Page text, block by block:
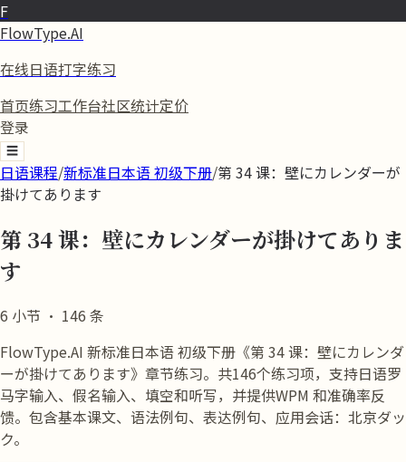
F
FlowType.AI
在线日语打字练习
首页练习工作台社区统计定价
登录
☰
日语课程/新标准日本语 初级下册/第 34 课：壁にカレンダーが
掛けてあります
第 34 课：壁にカレンダーが掛けてありま
す
6 小节 · 146 条
FlowType.AI 新标准日本语 初级下册《第 34 课：壁にカレンダ
ーが掛けてあります》章节练习。共146个练习项，支持日语罗
马字输入、假名输入、填空和听写，并提供WPM 和准确率反
馈。包含基本课文、语法例句、表达例句、应用会话：北京ダッ
ク。